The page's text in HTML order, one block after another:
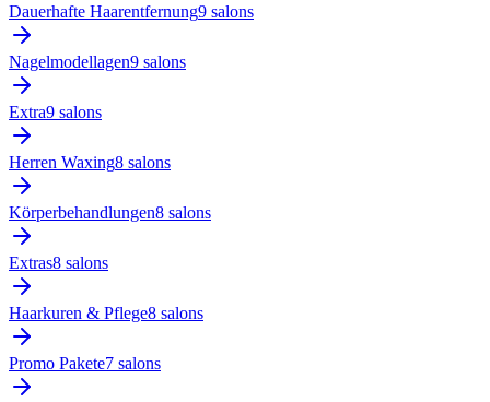
Dauerhafte Haarentfernung9 salons
Nagelmodellagen9 salons
Extra9 salons
Herren Waxing8 salons
Körperbehandlungen8 salons
Extras8 salons
Haarkuren & Pflege8 salons
Promo Pakete7 salons